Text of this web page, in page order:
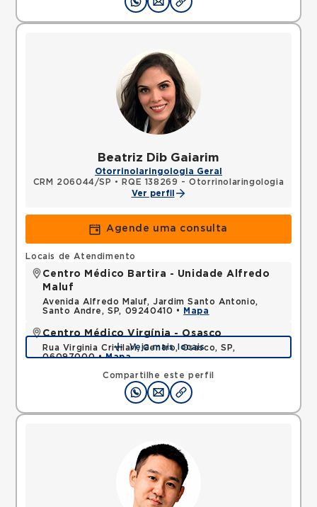
Beatriz Dib Gaiarim
Otorrinolaringologia Geral
CRM 206044/SP •
RQE 138269 - Otorrinolaringologia
Ver perfil
Agende uma consulta
Compartilhe este perfil
Locais de Atendimento
Centro Médico Bartira - Unidade Alfredo
Maluf
Avenida Alfredo Maluf, Jardim Santo Antonio,
Santo Andre, SP, 09240410 •
Mapa
Centro Médico Virgínia - Osasco
Rua Virginia Crivilari, Centro, Osasco, SP,
06097000 •Mapa
Veja mais locais